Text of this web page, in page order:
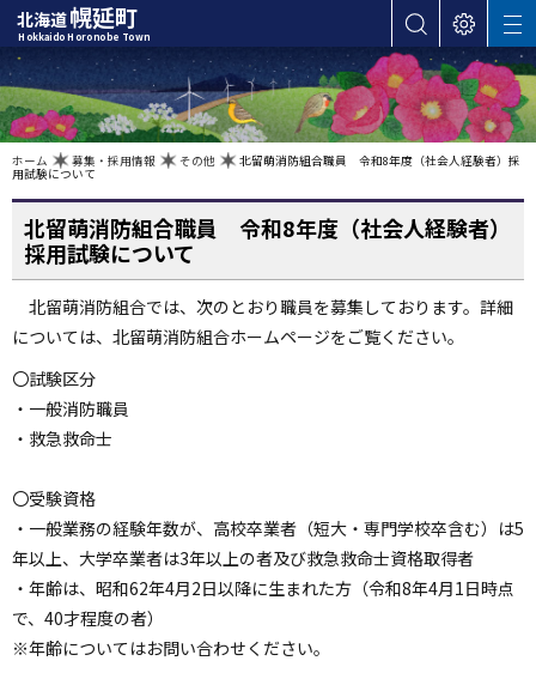
本
文
へ
カ
テ
ゴ
リ
メ
ュ
へ
ー
ョ
・
メ
北海道幌延町
Hokkaido Horonobe Town
表
示
設
定
サ
イ
ト
内
検
索
M
E
N
U
在
位
の
ホーム 募集・採用情報 その他 北留萌消防組合職員 令和8年度（社会人経験者）採
用試験について
北留萌消防組合職員 令和8年度（社会人経験者）
採用試験について
北留萌消防組合では、次のとおり職員を募集しております。詳細
については、北留萌消防組合ホームページをご覧ください。
〇試験区分
・一般消防職員
・救急救命士
〇受験資格
・一般業務の経験年数が、高校卒業者（短大・専門学校卒含む）は5
年以上、大学卒業者は3年以上の者及び救急救命士資格取得者
・年齢は、昭和62年4月2日以降に生まれた方（令和8年4月1日時点
で、40才程度の者）
※年齢についてはお問い合わせください。